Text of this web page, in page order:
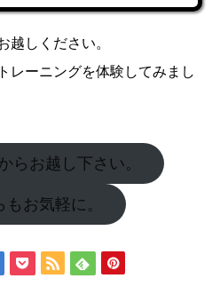
越しください。
レーニングを体験してみまし
らお越し下さい。
お気軽に。